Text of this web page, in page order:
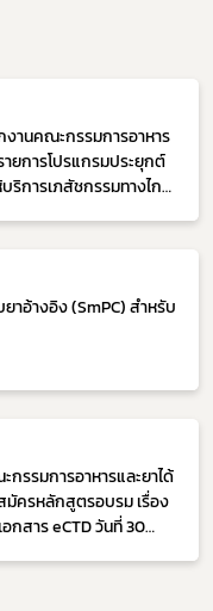
านคณะกรรมการอาหาร
ายการโปรแกรมประยุกต์
ริการเภสัชกรรมทางไกล
าอ้างอิง (SmPC) สำหรับ
รรมการอาหารและยาได้
มัครหลักสูตรอบรม เรื่อง
กสาร eCTD วันที่ 30